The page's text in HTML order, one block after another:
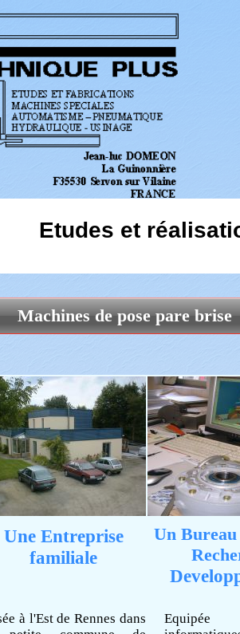
Une Entreprise
familiale
Un
à l'Est de Rennes dans
Equipée
Machines de pose pare brise
Etudes et